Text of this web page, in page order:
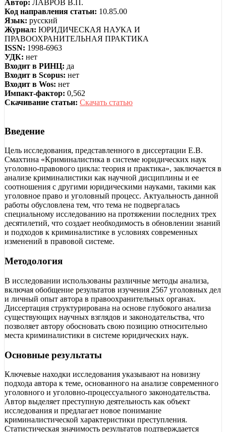
Автор: ЛАВРОВ В.П.
Код направления статьи: 10.85.00
Язык: русский
Журнал: ЮРИДИЧЕСКАЯ НАУКА И
ПРАВООХРАНИТЕЛЬНАЯ ПРАКТИКА
ISSN: 1998-6963
УДК: нет
Входит в РИНЦ: да
Входит в Scopus: нет
Входит в Wos: нет
Импакт-фактор: 0,562
Скачивание статьи: Скачать статью
Введение
Цель исследования, представленного в диссертации Е.В.
Смахтина «Криминалистика в системе юридических наук
уголовно-правового цикла: теория и практика», заключается в
анализе криминалистики как научной дисциплины и ее
соотношения с другими юридическими науками, такими как
уголовное право и уголовный процесс. Актуальность данной
работы обусловлена тем, что тема не подвергалась
специальному исследованию на протяжении последних трех
десятилетий, что создает необходимость в обновлении знаний
и подходов к криминалистике в условиях современных
изменений в правовой системе.
Методология
В исследовании использованы различные методы анализа,
включая обобщение результатов изучения 2567 уголовных дел
и личный опыт автора в правоохранительных органах.
Диссертация структурирована на основе глубокого анализа
существующих научных взглядов и законодательства, что
позволяет автору обосновать свою позицию относительно
места криминалистики в системе юридических наук.
Основные результаты
Ключевые находки исследования указывают на новизну
подхода автора к теме, основанного на анализе современного
уголовного и уголовно-процессуального законодательства.
Автор выделяет преступную деятельность как объект
исследования и предлагает новое понимание
криминалистической характеристики преступления.
Статистическая значимость результатов подтверждается